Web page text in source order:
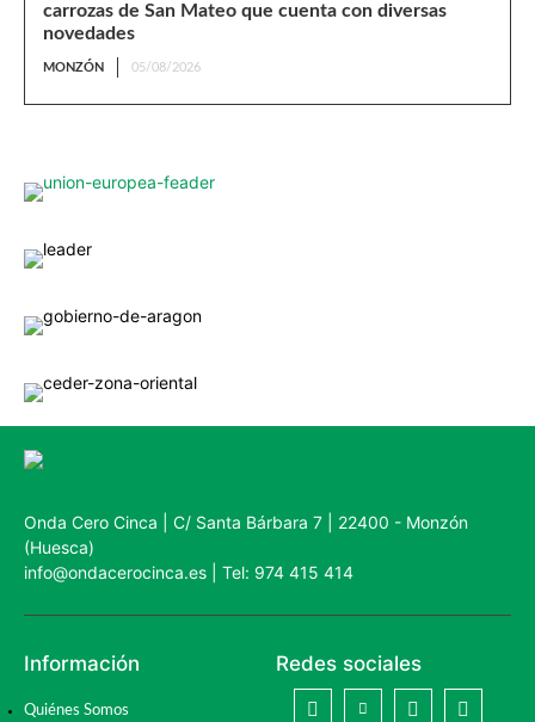
carrozas de San Mateo que cuenta con diversas
novedades
MONZÓN 05/08/2026
Onda Cero Cinca | C/ Santa Bárbara 7 | 22400 - Monzón
(Huesca)
info@ondacerocinca.es | Tel: 974 415 414
Información
Quiénes Somos
Redes sociales